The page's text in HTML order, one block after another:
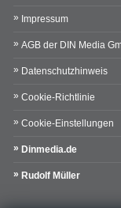
Impressum
AGB der DIN Media
Datenschutzhinweis
Cookie-Richtlinie
Cookie-Einstellungen
Dinmedia.de
Rudolf Müller